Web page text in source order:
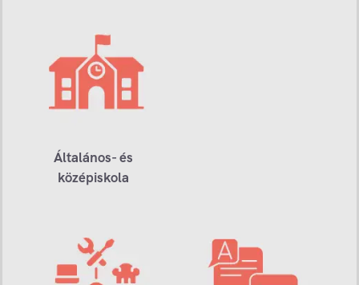
Általános- és
középiskola